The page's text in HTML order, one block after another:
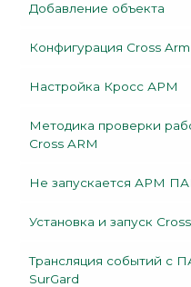
Добавление объекта
Конфигурация Cross Arm
Настройка Кросс АРМ
Методика проверки
Cross ARM
Не запускается АРМ
Установка и запуск
Трансляция событий с
SurGard